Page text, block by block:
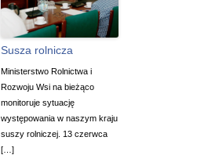
Susza rolnicza
Ministerstwo Rolnictwa i
Rozwoju Wsi na bieżąco
monitoruje sytuację
występowania w naszym kraju
suszy rolniczej. 13 czerwca
[…]